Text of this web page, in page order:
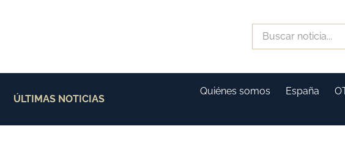
ÚLTIMAS NOTICIAS
Quiénes somos España